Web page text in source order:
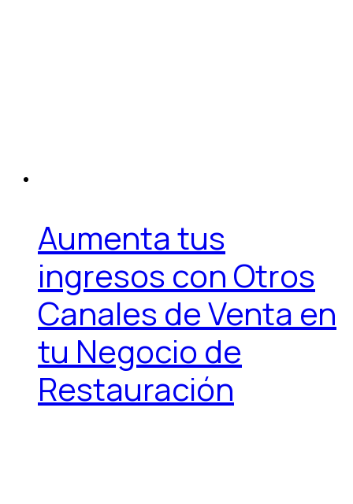
Aumenta tus
ingresos con Otros
Canales de Venta en
tu Negocio de
Restauración